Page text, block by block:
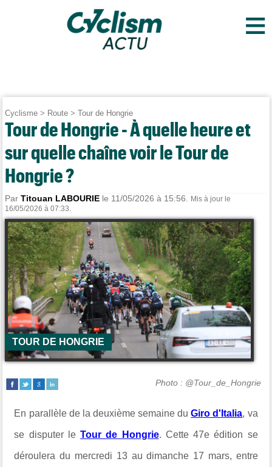
≡
Cyclisme > Route >Tour de Hongrie
Tour de Hongrie - À quelle heure et
sur quelle chaîne voir le Tour de
Hongrie ?
ParTitouan LABOURIE le 11/05/2026 à 15:56.
Mis à jour le
16/05/2026 à 07:33.
TOUR DE HONGRIE
Photo : @Tour_de_Hongrie
En parallèle de la deuxième semaine duGiro d'Italia, va
se disputer le Tour de Hongrie. Cette 47e édition se
déroulera du mercredi 13 au dimanche 17 mars, entre